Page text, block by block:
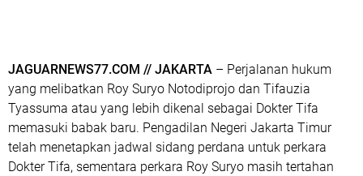
JAGUARNEWS77.COM // JAKARTA – Perjalanan hukum
yang melibatkan Roy Suryo Notodiprojo dan Tifauzia
Tyassuma atau yang lebih dikenal sebagai Dokter Tifa
memasuki babak baru. Pengadilan Negeri Jakarta Timur
telah menetapkan jadwal sidang perdana untuk perkara
Dokter Tifa, sementara perkara Roy Suryo masih tertahan